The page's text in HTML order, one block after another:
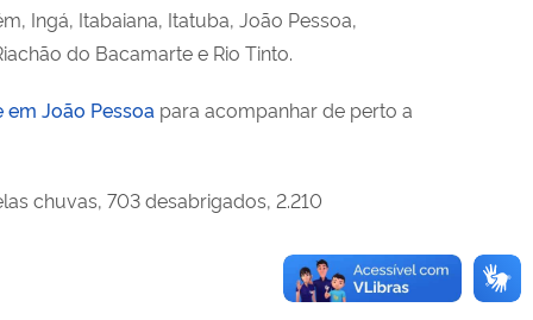
Ingá, Itabaiana, Itatuba, João Pessoa,
do Bacamarte e Rio Tinto.
João Pessoa para acompanhar de perto a
chuvas, 703 desabrigados, 2.210